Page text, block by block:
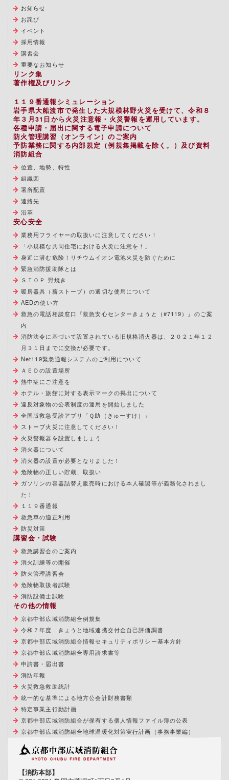
お知らせ
お詫び
イベント
採用情報
講習会
重要なお知らせ
リンク集
著作権及びリンク
１１９番通報シミュレーション
岩手県大船渡市で発生した大規模林野火災を受けて、令和８
年３月31日から火災注意報・火災警報を運用しています。
各種申請・届出に関する電子申請について
防火管理講習（オンライン）のご案内
予防業務に関する内部規定（例規集掲載を除く。）及び資料
消防組合
位置、地勢、特性
組織図
署所配置
連絡先
沿革
安心安全
業務用フライヤーの取扱いに注意してください！
「小規模な共同住宅における火災に注意を！」
身近に潜む危険！リチウムイオン電池火災を防ぐために
緊急消防援助隊とは
ＳＴＯＰ 野焼き
暖房器具（薪ストーブ）の適切な使用について
AEDの使い方
救急の電話相談窓口『救急安心センターきょうと（#7119）』のご案
内
消防法令に基づいて設置されている旧規格消火器は、２０２１年１２
月３１日までに交換が必要です。
Net119緊急通報システムのご利用について
ＡＥＤの設置場所
熱中症にご注意を
ホテル・旅館に対する表示マークの掲出について
違反対象物の公表制度の運用を開始しました
全国版救急受診アプリ「Ｑ助（きゅーすけ）」
ストーブ火災に注意してください！
火災警報器を設置しましょう
消火器について
消火器の設置が必要となりました！
危険物の正しい貯蔵、取扱い
ガソリンの容器詰替え販売時における本人確認等が義務化されまし
た！
１１９番通報
救急車の適正利用
防災対策
講習会・試験
救急講習会のご案内
消火訓練等の開催
防火管理講習会
危険物取扱者試験
消防設備士試験
その他の情報
京都中部広域消防組合例規集
令和７年度 きょうと地域連携交付金自己評価調書
京都中部広域消防組合情報セキュリティポリシー基本方針
京都中部広域消防組合専用請求書等
申請書・届出書
消防年報
火災救急救助統計
統一的な基準による地方公会計財務書類
特定事業主行動計画
京都中部広域消防組合が保有する個人情報ファイル簿の公表
京都中部広域消防組合地球温暖化対策実行計画（事務事業編）
【消防本部】